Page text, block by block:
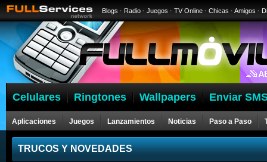
Blogs · Radio · Juegos · TV Online · Chicas · Amigos ·
Celulares Ringtones Wallpapers Enviar
Aplicaciones Juegos Lanzamientos Noticias Paso a Paso
Celulares
TRUCOS Y NOVEDADES